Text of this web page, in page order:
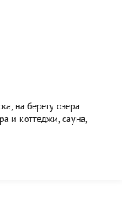
на берегу озера
и коттеджи, сауна,
проведения